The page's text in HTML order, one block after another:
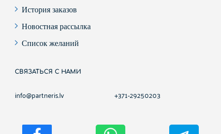
История заказов
Новостная рассылка
Список желаний
СВЯЗАТЬСЯ С НАМИ
info@partneris.lv +371-29250203